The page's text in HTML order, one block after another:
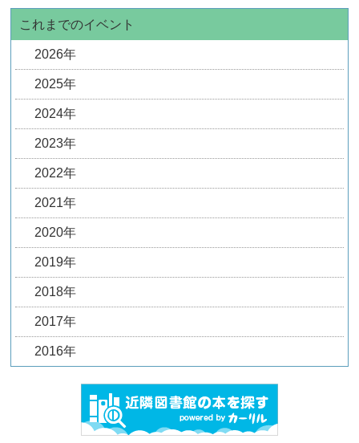
これまでのイベント
2026年
2025年
2024年
2023年
2022年
2021年
2020年
2019年
2018年
2017年
2016年